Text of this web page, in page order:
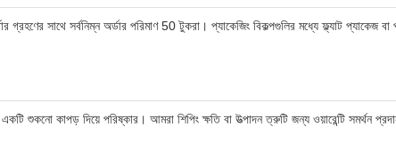
সাথে সর্বনিম্ন অর্ডার পরিমাণ 50 টুকরা। প্যাকেজিং বিকল্পগুলির মধ্যে ফ্ল্যাট
শুকনো কাপড় দিয়ে পরিষ্কার। আমরা শিপিং ক্ষতি বা উত্পাদন ত্রুটি জন্য ওয়ারেন্টি সমর্থন